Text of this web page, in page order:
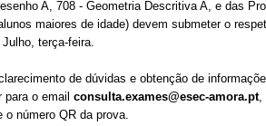
A, 708 - Geometria Descritiva A, e das
maiores de idade) devem submeter o
terça-feira.
de dúvidas e obtenção de
para o email consulta.exames@esec-amora.pt,
número QR da prova.